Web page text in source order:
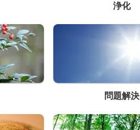
浄化
問題解決